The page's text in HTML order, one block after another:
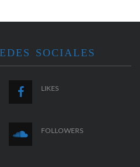
SOCIALES
LIKES
FOLLOWERS